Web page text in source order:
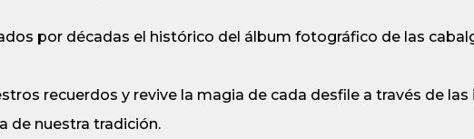
por décadas el histórico del álbum fotográfico de las
recuerdos y revive la magia de cada desfile a través de
de nuestra tradición.